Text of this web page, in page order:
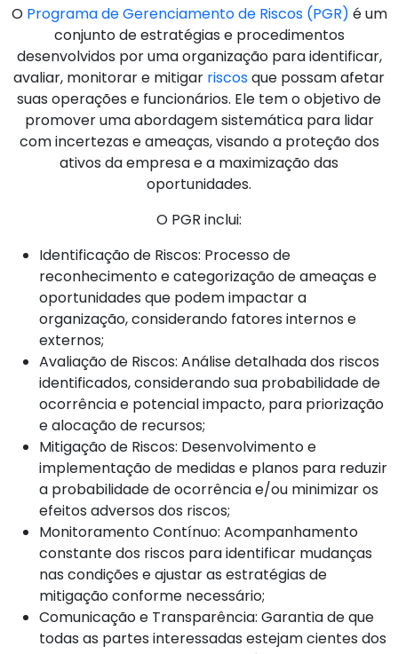
O Programa de Gerenciamento de Riscos (PGR) é um
conjunto de estratégias e procedimentos
desenvolvidos por uma organização para identificar,
avaliar, monitorar e mitigar riscosque possam afetar
suas operações e funcionários. Ele tem o objetivo de
promover uma abordagem sistemática para lidar
com incertezas e ameaças, visando a proteção dos
ativos da empresa e a maximização das
oportunidades.
O PGR inclui:
Identificação de Riscos: Processo de
reconhecimento e categorização de ameaças e
oportunidades que podem impactar a
organização, considerando fatores internos e
externos;
Avaliação de Riscos: Análise detalhada dos riscos
identificados, considerando sua probabilidade de
ocorrência e potencial impacto, para priorização
e alocação de recursos;
Mitigação de Riscos: Desenvolvimento e
implementação de medidas e planos para reduzir
a probabilidade de ocorrência e/ou minimizar os
efeitos adversos dos riscos;
Monitoramento Contínuo: Acompanhamento
constante dos riscos para identificar mudanças
nas condições e ajustar as estratégias de
mitigação conforme necessário;
Comunicação e Transparência: Garantia de que
todas as partes interessadas estejam cientes dos